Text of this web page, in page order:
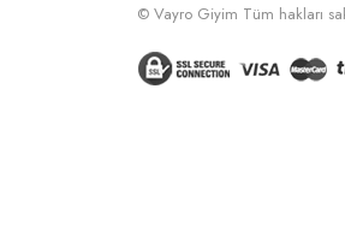
© Vayro Giyim Tüm hakları